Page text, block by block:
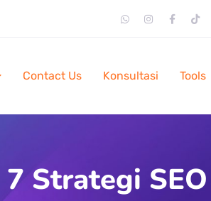
Contact Us Konsultasi Tools
Strategi SEO